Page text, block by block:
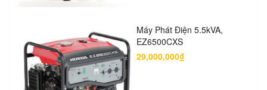
Máy Phát Điện 5.5kVA,
EZ6500CXS
29,000,000₫